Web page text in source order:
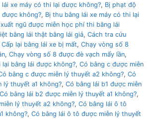
lái xe máy có thi lại được không?, Bị phạt độ
không?, Bị thu bằng lái xe máy có thi lại
ngũ được miễn học phí thi bằng lái
bằng lái thật bằng lái giả, Cách tra cứu
Cấp lại bằng lái xe bị mất, Chạy vòng số 8
, Chạy vòng số 8 được đè vạch mấy lần,
bằng lái được không?, Có bằng c được miễn
bằng c được miễn lý thuyết a2 không?, Có
lý thuyết a1 không?, Có bằng lái b1 được miễn
Có bằng lái b2 được miễn lý thuyết a1 không?,
lý thuyết a2 không?, Có bằng lái ô tô
không?, Có bằng lái ô tô được miễn lý thuyết